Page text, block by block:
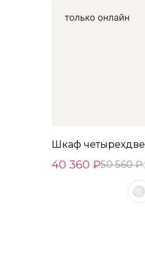
Шкаф
40 360 ₽50 560 ₽